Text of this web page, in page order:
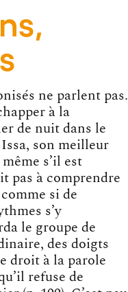
ne parlent pas.
à la
de nuit dans le
son meilleur
s’il est
pas à comprendre
si de
s’y
le groupe de
des doigts
droit à la parole
refuse de